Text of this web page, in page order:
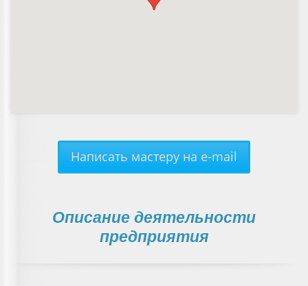
Написать мастеру на e-mail
Описание деятельности
предприятия